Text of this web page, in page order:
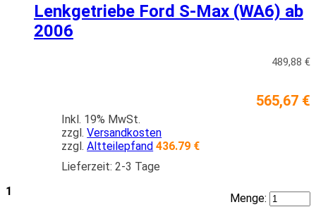
Lenkgetriebe Ford S-Max (WA6) ab
2006
489,88 €
565,67 €
Inkl. 19% MwSt.
zzgl.Versandkosten
zzgl.Altteilepfand 436.79 €
Lieferzeit: 2-3 Tage
Menge:
1